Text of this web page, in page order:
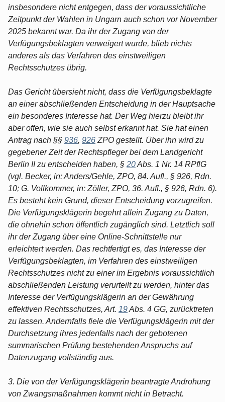
insbesondere nicht entgegen, dass der voraussichtliche
Zeitpunkt der Wahlen in Ungarn auch schon vor November
2025 bekannt war. Da ihr der Zugang von der
Verfügungsbeklagten verweigert wurde, blieb nichts
anderes als das Verfahren des einstweiligen
Rechtsschutzes übrig.
Das Gericht übersieht nicht, dass die Verfügungsbeklagte
an einer abschließenden Entscheidung in der Hauptsache
ein besonderes Interesse hat. Der Weg hierzu bleibt ihr
aber offen, wie sie auch selbst erkannt hat. Sie hat einen
Antrag nach §§ 936, 926 ZPO gestellt. Über ihn wird zu
gegebener Zeit der Rechtspfleger bei dem Landgericht
Berlin II zu entscheiden haben, § 20Abs. 1 Nr. 14 RPflG
(vgl. Becker, in: Anders/Gehle, ZPO, 84. Aufl., § 926, Rdn.
10; G. Vollkommer, in: Zöller, ZPO, 36. Aufl., § 926, Rdn. 6).
Es besteht kein Grund, dieser Entscheidung vorzugreifen.
Die Verfügungsklägerin begehrt allein Zugang zu Daten,
die ohnehin schon öffentlich zugänglich sind. Letztlich soll
ihr der Zugang über eine Online-Schnittstelle nur
erleichtert werden. Das rechtfertigt es, das Interesse der
Verfügungsbeklagten, im Verfahren des einstweiligen
Rechtsschutzes nicht zu einer im Ergebnis voraussichtlich
abschließenden Leistung verurteilt zu werden, hinter das
Interesse der Verfügungsklägerin an der Gewährung
effektiven Rechtsschutzes, Art. 19Abs. 4 GG, zurücktreten
zu lassen. Andernfalls fiele die Verfügungsklägerin mit der
Durchsetzung ihres jedenfalls nach der gebotenen
summarischen Prüfung bestehenden Anspruchs auf
Datenzugang vollständig aus.
3. Die von der Verfügungsklägerin beantragte Androhung
von Zwangsmaßnahmen kommt nicht in Betracht.